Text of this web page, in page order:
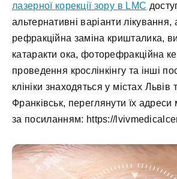
лазерної корекції зору в LMC
альтернативні варіанти лікування,
рефракційна заміна кришталика,
катаракти ока, фоторефракційна
проведення крослінкінгу та інші
клініки знаходяться у містах Львів
Франківськ, переглянути їх адреси
за посиланням: https://